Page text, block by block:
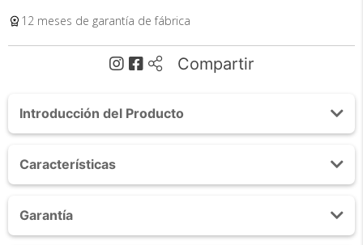
12 meses de garantía de fábrica
Compartir
Introducción del Producto
2gb + 16gb + Teclado Air Mouse
Quadcore ARM Cortex-A53(CPU) que proporciona una
Características
GPU: Malí -450
Reproduccion 4K
Garantía
Recibí el producto que esperabas o
En Bidcom te aseguramos recibir el producto